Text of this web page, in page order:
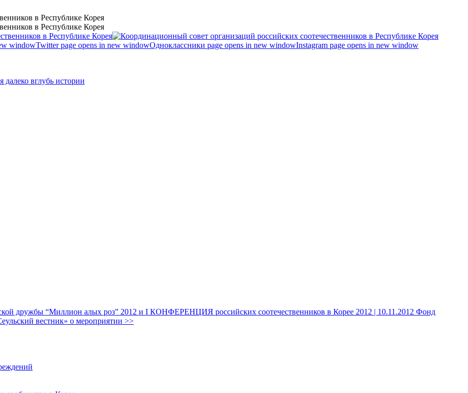
в Республике Корея
в Республике Корея
windowTwitter page opens in new windowОдноклассники page opens in new windowInstagram page opens in new window
вглубь истории
дружбы “Миллион алых роз” 2012 и I КОНФЕРЕНЦИЯ российских соотечественников в Корее 2012 | 10.11.2012 Фонд
вестник» о мероприятии >>